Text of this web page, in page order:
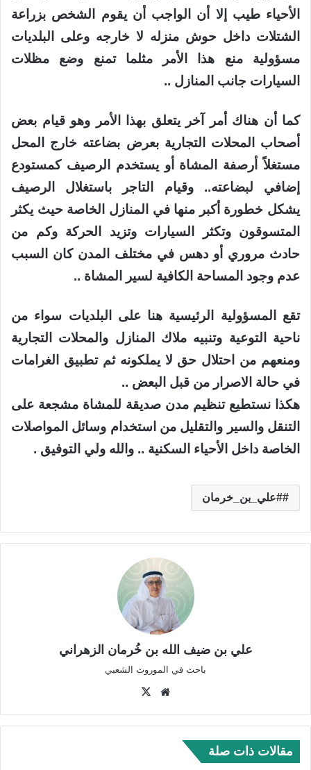
الأحياء طيب إلا أن الواجب أن يقوم الشخص بزراعة
الشتلات داخل حوش منزله لا خارجه وعلى البلديات
مسؤولية منع هذا الأمر مثلما تمنع وضع مظلات
السيارات جانب المنازل ..
كما أن هناك أمر آخر يتعلق بهذا الأمر وهو قيام بعض
أصحاب المحلات التجارية بعرض بضاعته خارج المحل
مستغلاً أرصفة المشاة أو يستخدم الرصيف كمستودع
إضافي لبضاعته.. وقيام التاجر باستغلال الرصيف
يشكل خطورة أكبر منها في المنازل الخاصة حيث يكثر
المتسوقون وتكثر السيارات وتزيد الحركة وكم من
حادث مروري أو دهس في مختلف المدن كان السبب
عدم وجود المساحة الكافية لسير المشاة ..
تقع المسؤولية الرئيسية هنا على البلديات سواء من
ناحية التوعية وتنبيه ملاك المنازل والمحلات التجارية
ومنعهم من احتلال حق لا يملكونه ثم تطبيق الغرامات
في حالة الاصرار من قبل البعض ..
هكذا نستطيع تنظيم مدن صديقة للمشاة مشجعة على
التنقل والسير والتقليل من استخدام وسائل المواصلات
الخاصة داخل الأحياء السكنية .. والله ولي التوفيق .
#علي_بن_خرمان
علي بن ضيف الله بن خُرمان الزهراني
باحث في الموروث الشعبي
موق
الوي
مقالات ذات صلة